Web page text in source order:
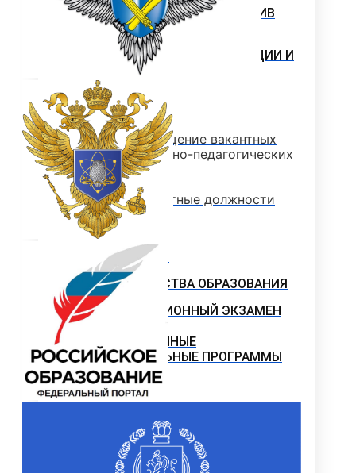
НАУКА И ОБРАЗОВАНИЕ ПРОТИВ
ТЕРРОРА
ПРОТИВОДЕЙСТВИЕ КОРРУПЦИИ И
ОТДЕЛ КАДРОВ
Конкурс на замещение вакантных
должностей научно-педагогических
работников
Выборы на вакантные должности
Вакансии
ОБЩИЙ ОТДЕЛ
ОЦЕНКА КАЧЕСТВА ОБРАЗОВАНИЯ
ДЕМОНСТРАЦИОННЫЙ ЭКЗАМЕН
АДАПТИРОВАННЫЕ
ОБРАЗОВАТЕЛЬНЫЕ ПРОГРАММЫ
БИБЛИОТЕКА
Документы библиотеки
Читателю